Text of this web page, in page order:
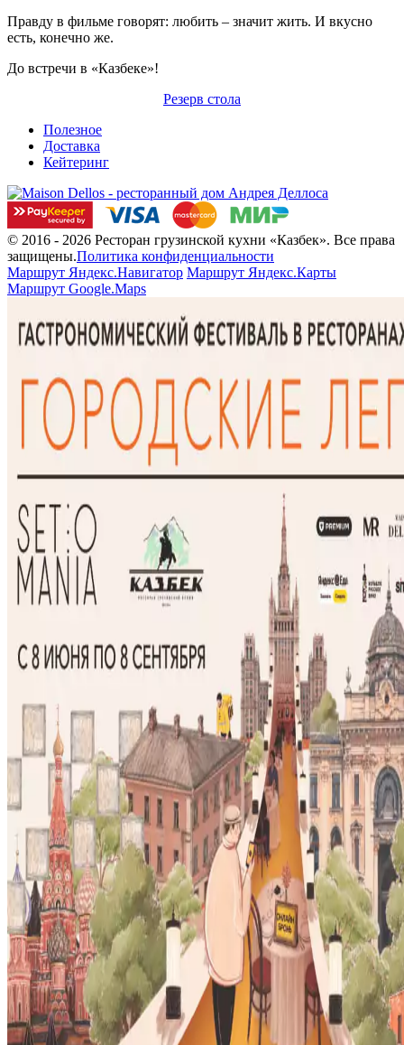
Правду в фильме говорят: любить – значит жить. И вкусно
есть, конечно же.
До встречи в «Казбеке»!
Резерв стола
Полезное
Доставка
Кейтеринг
© 2016 - 2026 Ресторан грузинской кухни «Казбек». Все права
защищены.Политика конфиденциальности
Маршрут Яндекс.Навигатор Маршрут Яндекс.Карты
Маршрут Google.Maps